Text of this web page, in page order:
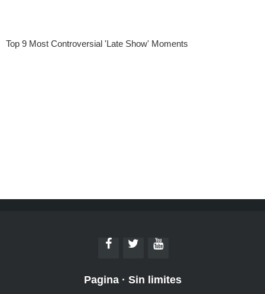
Pagina· Sin limites